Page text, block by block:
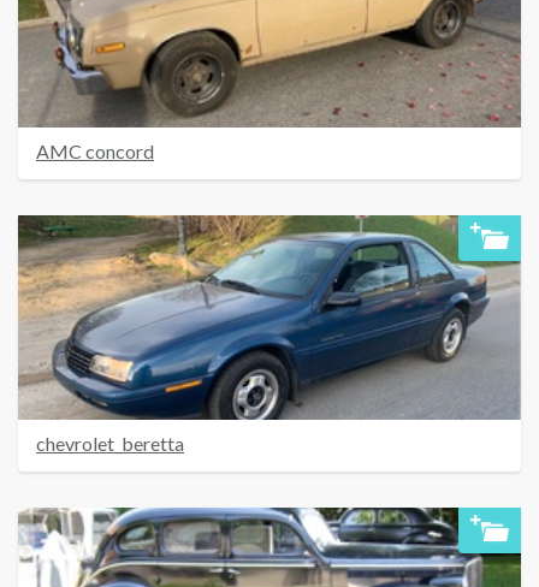
AMC concord
chevrolet_beretta